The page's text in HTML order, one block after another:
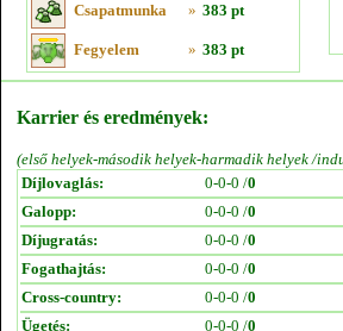
Csapatmunka » 383 pt
Fegyelem » 383 pt
Karrier és eredmények:
(első helyek-második helyek-harmadik helyek /
Díjlovaglás:
0-0-0 /0
Galopp:
0-0-0 /0
Díjugratás:
0-0-0 /0
Fogathajtás:
0-0-0 /0
Cross-country:
0-0-0 /0
Ügetés:
0-0-0 /0